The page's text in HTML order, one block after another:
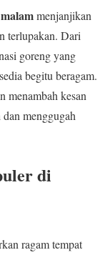
menjanjikan
terlupakan. Dari
goreng yang
begitu beragam.
menambah kesan
menggugah
di
ragam tempat